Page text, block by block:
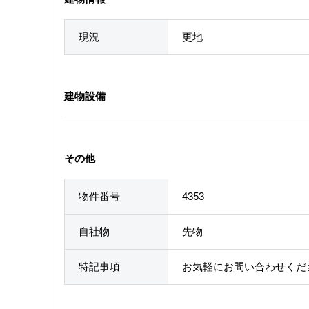
現況 更地
建物設備
その他
物件番号 4353
自社物 先物
特記事項 お気軽にお問い合わせくだ